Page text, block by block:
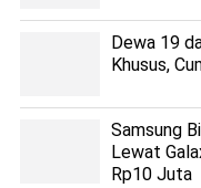
Dewa 19
Khusus,
Samsung
Lewat
Rp10 Juta